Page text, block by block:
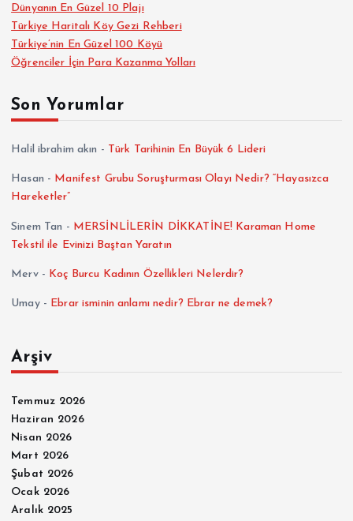
Dünyanın En Güzel 10 Plajı
Türkiye Haritalı Köy Gezi Rehberi
Türkiye’nin En Güzel 100 Köyü
Öğrenciler İçin Para Kazanma Yolları
Son Yorumlar
Halil ibrahim akın - Türk Tarihinin En Büyük 6 Lideri
Hasan - Manifest Grubu Soruşturması Olayı Nedir? “Hayasızca
Hareketler”
Sinem Tan - MERSİNLİLERİN DİKKATİNE! Karaman Home
Tekstil ile Evinizi Baştan Yaratın
Merv- Koç Burcu Kadının Özellikleri Nelerdir?
Umay- Ebrar isminin anlamı nedir? Ebrar ne demek?
Arşiv
Temmuz 2026
Haziran 2026
Nisan 2026
Mart 2026
Şubat 2026
Ocak 2026
Aralık 2025